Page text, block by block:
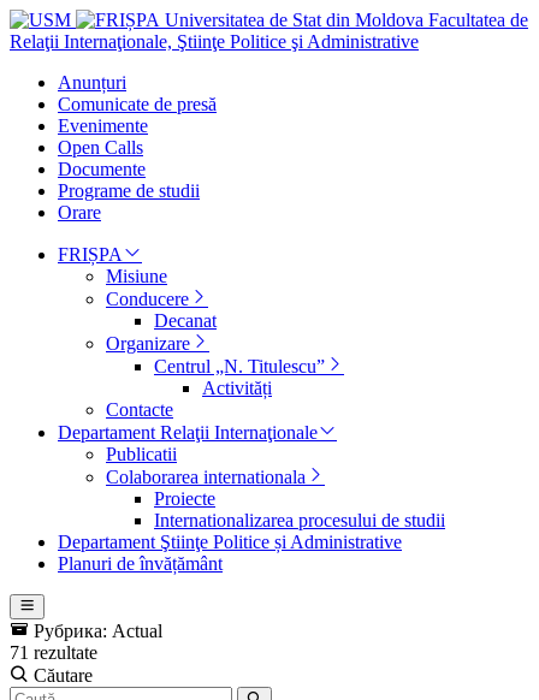
Universitatea de Stat din Moldova Facultatea de
Relaţii Internaţionale, Ştiinţe Politice şi Administrative
Anunțuri
Comunicate de presă
Evenimente
Open Calls
Documente
Programe de studii
Orare
FRIȘPA
Misiune
Conducere
Decanat
Organizare
Centrul „N. Titulescu”
Activități
Contacte
Departament Relaţii Internaţionale
Publicatii
Colaborarea internationala
Proiecte
Internationalizarea procesului de studii
Departament Ştiinţe Politice și Administrative
Planuri de învățământ
Рубрика: Actual
71 rezultate
Căutare